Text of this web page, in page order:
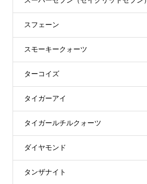
スフェーン
スモーキークォーツ
ターコイズ
タイガーアイ
タイガールチルクォーツ
ダイヤモンド
タンザナイト